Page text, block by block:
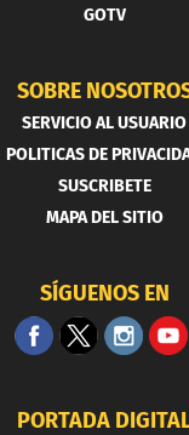
GOTV
SOBRE
SERVICIO AL USUARIO
POLITICAS DE
SUSCRIBETE
MAPA DEL SITIO
SÍGUENOS EN
PORTADA